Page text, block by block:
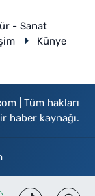
- Sanat
Künye
| Tüm hakları
haber kaynağı.